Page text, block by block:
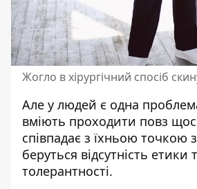
Жогло в хірургічний спосіб
Але у людей є одна
вміють проходити повз
співпадає з їхньою точкою
беруться відсутність етики
толерантності.